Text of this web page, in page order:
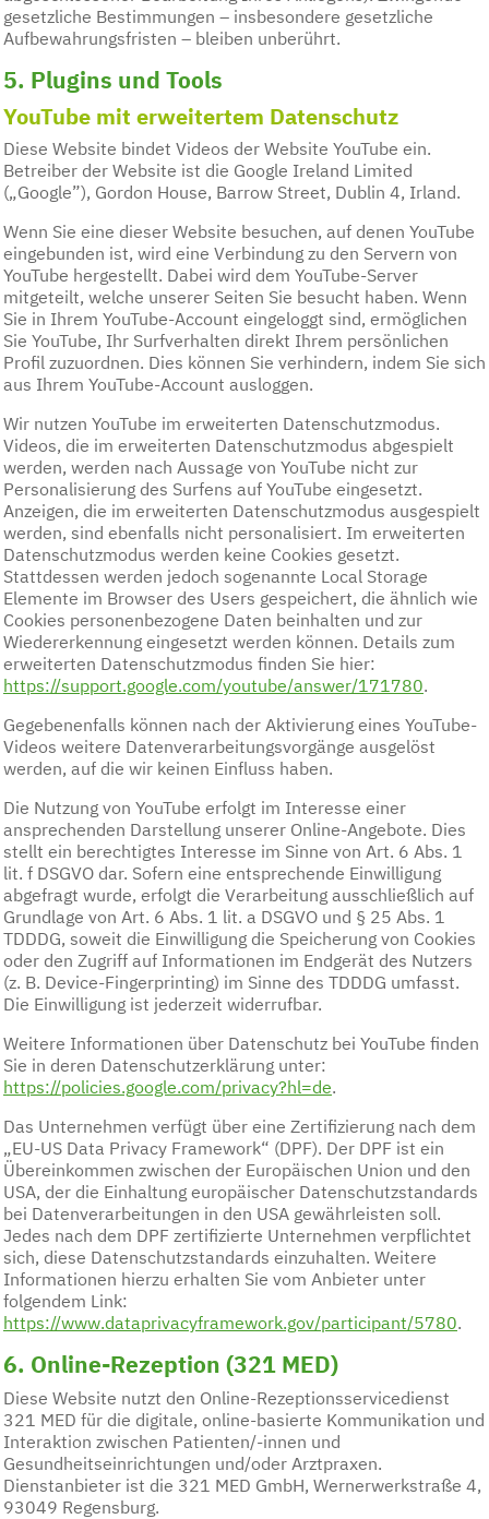
gesetzliche Bestimmungen – insbesondere gesetzliche
Aufbewahrungsfristen – bleiben unberührt.
5. Plugins und Tools
YouTube mit erweitertem Datenschutz
Diese Website bindet Videos der Website YouTube ein.
Betreiber der Website ist die Google Ireland Limited
(„Google”), Gordon House, Barrow Street, Dublin 4, Irland.
Wenn Sie eine dieser Website besuchen, auf denen YouTube
eingebunden ist, wird eine Verbindung zu den Servern von
YouTube hergestellt. Dabei wird dem YouTube-Server
mitgeteilt, welche unserer Seiten Sie besucht haben. Wenn
Sie in Ihrem YouTube-Account eingeloggt sind, ermöglichen
Sie YouTube, Ihr Surfverhalten direkt Ihrem persönlichen
Profil zuzuordnen. Dies können Sie verhindern, indem Sie sich
aus Ihrem YouTube-Account ausloggen.
Wir nutzen YouTube im erweiterten Datenschutzmodus.
Videos, die im erweiterten Datenschutzmodus abgespielt
werden, werden nach Aussage von YouTube nicht zur
Personalisierung des Surfens auf YouTube eingesetzt.
Anzeigen, die im erweiterten Datenschutzmodus ausgespielt
werden, sind ebenfalls nicht personalisiert. Im erweiterten
Datenschutzmodus werden keine Cookies gesetzt.
Stattdessen werden jedoch sogenannte Local Storage
Elemente im Browser des Users gespeichert, die ähnlich wie
Cookies personenbezogene Daten beinhalten und zur
Wiedererkennung eingesetzt werden können. Details zum
erweiterten Datenschutzmodus finden Sie hier:
https://support.google.com/youtube/answer/171780.
Gegebenenfalls können nach der Aktivierung eines YouTube-
Videos weitere Datenverarbeitungsvorgänge ausgelöst
werden, auf die wir keinen Einfluss haben.
Die Nutzung von YouTube erfolgt im Interesse einer
ansprechenden Darstellung unserer Online-Angebote. Dies
stellt ein berechtigtes Interesse im Sinne von Art. 6 Abs. 1
lit. f DSGVO dar. Sofern eine entsprechende Einwilligung
abgefragt wurde, erfolgt die Verarbeitung ausschließlich auf
Grundlage von Art. 6 Abs. 1 lit. a DSGVO und § 25 Abs. 1
TDDDG, soweit die Einwilligung die Speicherung von Cookies
oder den Zugriff auf Informationen im Endgerät des Nutzers
(z. B. Device-Fingerprinting) im Sinne des TDDDG umfasst.
Die Einwilligung ist jederzeit widerrufbar.
Weitere Informationen über Datenschutz bei YouTube finden
Sie in deren Datenschutzerklärung unter:
https://policies.google.com/privacy?hl=de.
Das Unternehmen verfügt über eine Zertifizierung nach dem
„EU-US Data Privacy Framework“ (DPF). Der DPF ist ein
Übereinkommen zwischen der Europäischen Union und den
USA, der die Einhaltung europäischer Datenschutzstandards
bei Datenverarbeitungen in den USA gewährleisten soll.
Jedes nach dem DPF zertifizierte Unternehmen verpflichtet
sich, diese Datenschutzstandards einzuhalten. Weitere
Informationen hierzu erhalten Sie vom Anbieter unter
folgendem Link:
https://www.dataprivacyframework.gov/participant/5780.
6. Online-Rezeption (321 MED)
Diese Website nutzt den Online-Rezeptionsservicedienst
321 MED für die digitale, online-basierte Kommunikation und
Interaktion zwischen Patienten/-innen und
Gesundheitseinrichtungen und/oder Arztpraxen.
Dienstanbieter ist die 321 MED GmbH, Wernerwerkstraße 4,
93049 Regensburg.